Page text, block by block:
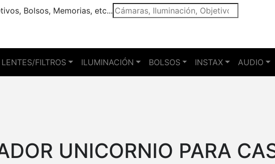
Bolsos, Memorias, etc...
LENTES/FILTROS ILUMINACIÓN BOLSOS INSTAX AUDIO
UNICORNIO PARA